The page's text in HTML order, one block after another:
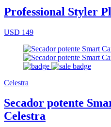
Professional Styler
USD 149
Celestra
Secador potente
Celestra